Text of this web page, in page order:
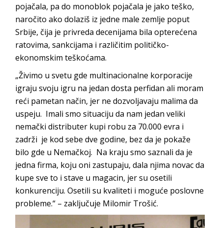
pojačala, pa do monoblok pojačala je jako teško,
naročito ako dolaziš iz jedne male zemlje poput
Srbije, čija je privreda decenijama bila opterećena
ratovima, sankcijama i različitim političko-
ekonomskim teškoćama.
„Živimo u svetu gde multinacionalne korporacije
igraju svoju igru na jedan dosta perfidan ali moram
reći pametan način, jer ne dozvoljavaju malima da
uspeju. Imali smo situaciju da nam jedan veliki
nemački distributer kupi robu za 70.000 evra i
zadrži je kod sebe dve godine, bez da je pokaže
bilo gde u Nemačkoj. Na kraju smo saznali da je
jedna firma, koju oni zastupaju, dala njima novac da
kupe sve to i stave u magacin, jer su osetili
konkurenciju. Osetili su kvaliteti i moguće poslovne
probleme.“ – zaključuje Milomir Trošić.